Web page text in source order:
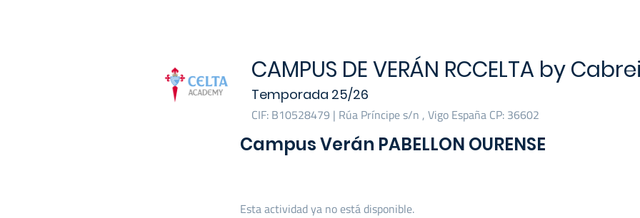
CAMPUS DE VERÁN RCCELTA by
Temporada 25/26
CIF: B10528479 | Rúa Príncipe s/n , Vigo España CP: 36602
Campus Verán PABELLON OURENSE
Esta actividad ya no está disponible.